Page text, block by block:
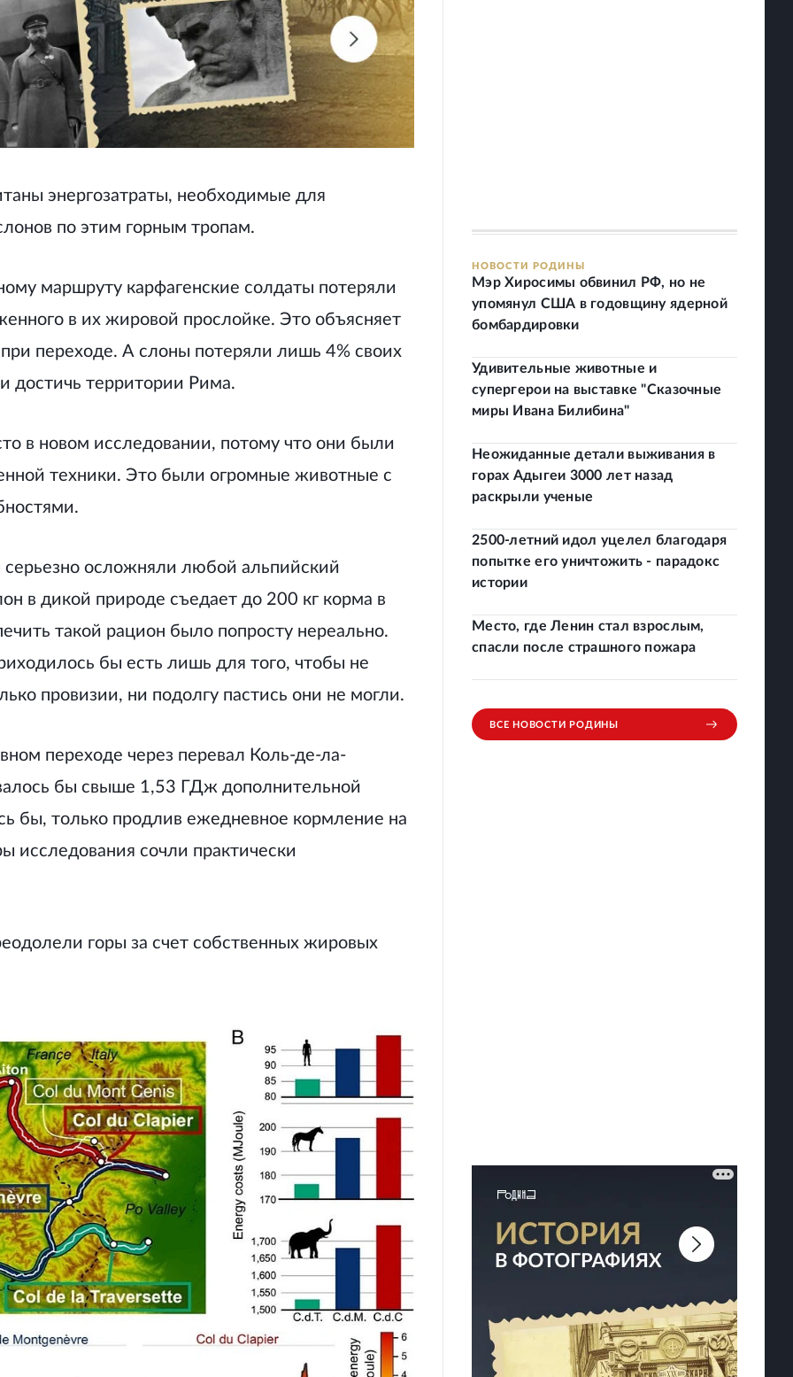
энергозатраты, необходимые для
по этим горным тропам.
маршруту карфагенские солдаты потеряли
в их жировой прослойке. Это объясняет
переходе. А слоны потеряли лишь 4% своих
достичь территории Рима.
в новом исследовании, потому что они были
техники. Это были огромные животные с
осложняли любой альпийский
в дикой природе съедает до 200 кг корма в
такой рацион было попросту нереально.
бы есть лишь для того, чтобы не
провизии, ни подолгу пастись они не могли.
переходе через перевал Коль-де-ла-
бы свыше 1,53 ГДж дополнительной
бы, только продлив ежедневное кормление на
исследования сочли практически
горы за счет собственных жировых
НОВОСТИ РОДИНЫ
Мэр Хиросимы обвинил РФ, но не
упомянул США в годовщину ядерной
бомбардировки
Удивительные животные и
супергерои на выставке "Сказочные
миры Ивана Билибина"
Неожиданные детали выживания в
горах Адыгеи 3000 лет назад
раскрыли ученые
2500-летний идол уцелел благодаря
попытке его уничтожить - парадокс
истории
Место, где Ленин стал взрослым,
спасли после страшного пожара
ВСЕ НОВОСТИ РОДИНЫ